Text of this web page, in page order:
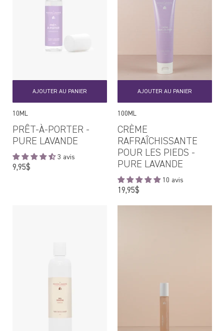
AJOUTER AU PANIER
10ML
PRÊT-À-PORTER -
PURE LAVANDE
3 avis
9,95$Prix
AJOUTER AU PANIER
100ML
CRÈME
RAFRAÎCHISSANTE
POUR LES PIEDS -
PURE LAVANDE
10 avis
19,95$Prix